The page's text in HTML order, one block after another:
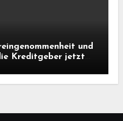
und
Kreditgeber jetzt